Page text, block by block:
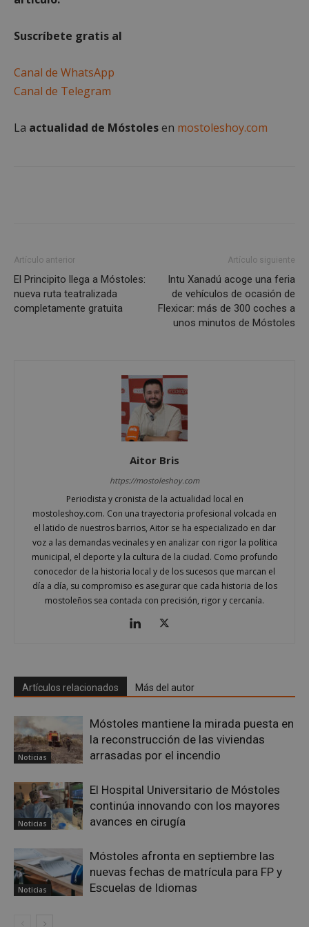
Suscríbete gratis al
Canal de WhatsApp
Canal de Telegram
La actualidad de Móstolesen mostoleshoy.com
Artículo anterior
El Principito llega a Móstoles:
nueva ruta teatralizada
completamente gratuita
Artículo siguiente
Intu Xanadú acoge una feria
de vehículos de ocasión de
Flexicar: más de 300 coches a
unos minutos de Móstoles
Aitor Bris
https://mostoleshoy.com
Periodista y cronista de la actualidad local en
mostoleshoy.com. Con una trayectoria profesional volcada en
el latido de nuestros barrios, Aitor se ha especializado en dar
voz a las demandas vecinales y en analizar con rigor la política
municipal, el deporte y la cultura de la ciudad. Como profundo
conocedor de la historia local y de los sucesos que marcan el
día a día, su compromiso es asegurar que cada historia de los
mostoleños sea contada con precisión, rigor y cercanía.
Artículos relacionados Más del autor
Noticias
Móstoles mantiene la mirada puesta en
la reconstrucción de las viviendas
arrasadas por el incendio
Noticias
El Hospital Universitario de Móstoles
continúa innovando con los mayores
avances en cirugía
Noticias
Móstoles afronta en septiembre las
nuevas fechas de matrícula para FP y
Escuelas de Idiomas
Cookies estrictamente necesarias
Cookies de preferencias
Cookies de funcionalidad
Las cookies estrictamente necesarias permiten la
mostoleshoy.com
__cf_bm
Cloudflare Inc.
.twitter.com
29 minutos
58
VISITOR_PRIVACY_METADATA
YouTube
.youtube.com
semanas